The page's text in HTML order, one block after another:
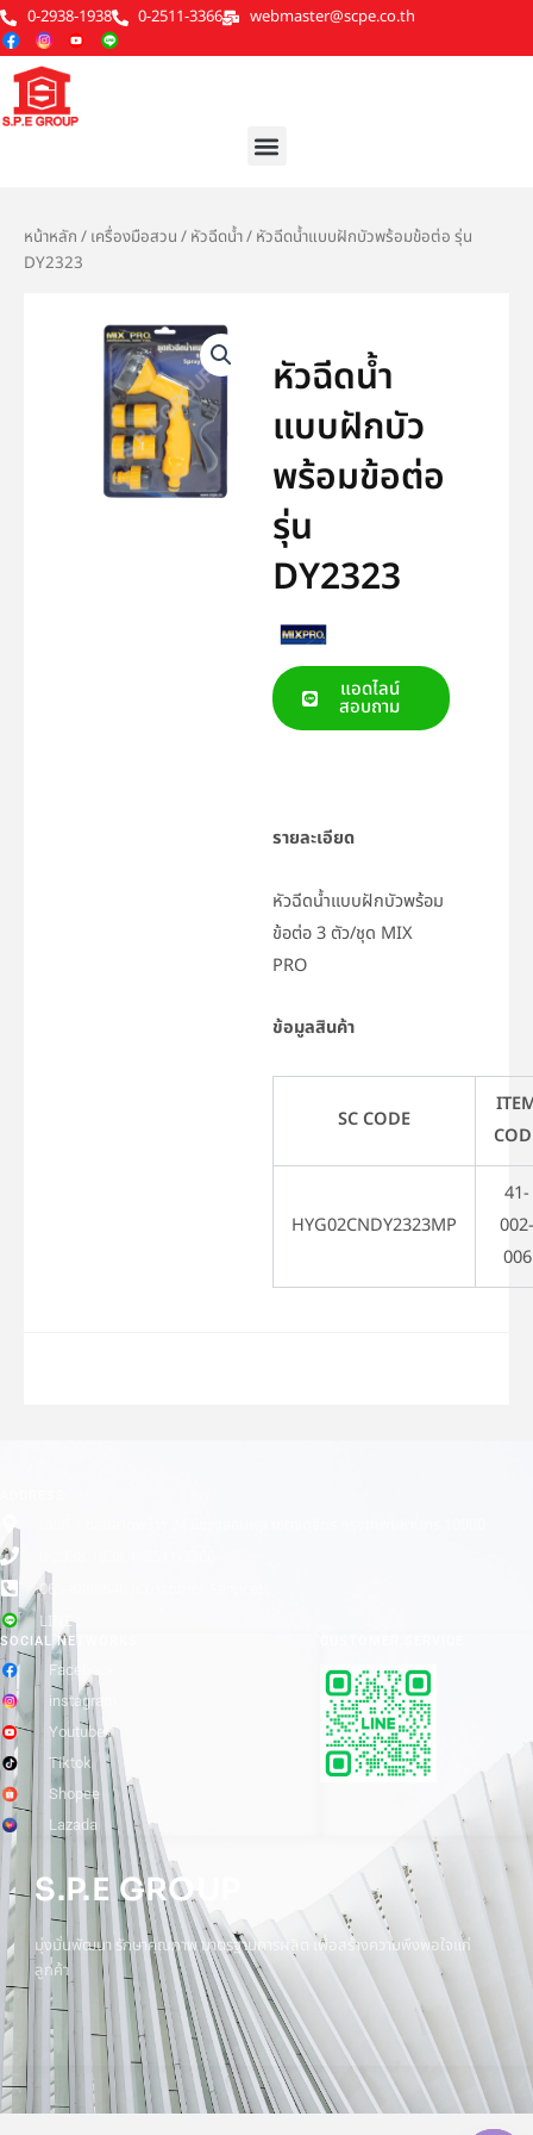
Skip
to
content
0-2938-1938 0-2511-3366 webmaster@scpe.co.th
Menu
หน้าหลัก / เครื่องมือสวน / หัวฉีดน้ำ/ หัวฉีดน้ำแบบฝักบัวพร้อมข้อต่อ รุ่น
DY2323
หัวฉีดน้ำ
แบบฝักบัว
พร้อมข้อต่อ
รุ่น
DY2323
แอดไลน์
สอบถาม
รายละเอียด
หัวฉีดน้ำแบบฝักบัวพร้อม
ข้อต่อ 3 ตัว/ชุด MIX
PRO
ข้อมูลสินค้า
SC CODE
HYG02CNDY2323MP
41-
006
065-8899840 (Customer Service)
LINE
SOCIAL NETWORKS
Facebook
instagram
Youtube
Tiktok
Shopee
Lazada
S.P.E GROUP
มุ่งมั่นพัฒนา รักษาคุณภาพ มาตรฐานการผลิต เพื่อสร้างความพึงพอใจแก่
ลูกค้า